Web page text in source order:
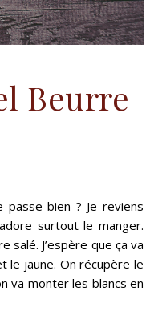
Beurre
bien ? Je reviens
surtout le manger.
salé. J’espère que ça va
le jaune. On récupère le
va monter les blancs en